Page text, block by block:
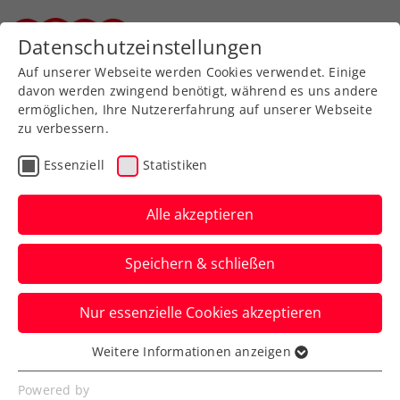
Zurück zur Newsübersicht
Rollstuhltennis
Topfinale Rodionov gegen
Misolic bei win2day ÖTV-
Staatsmeisterschaften
Bei den Damen kommt’s zum Duell der
befreundeten Salzburgerinnen Arabella
Datenschutzeinstellungen
Auf unserer Webseite werden Cookies verwendet. Einige
davon werden zwingend benötigt, während es uns andere
ermöglichen, Ihre Nutzererfahrung auf unserer Webseite
zu verbessern.
Essenziell Statistiken
Alle akzeptieren
Speichern & schließen
Nur essenzielle Cookies akzeptieren
Essenziell
Essenzielle Cookies werden für grundlegende
Weitere Informationen anzeigen
Powered by